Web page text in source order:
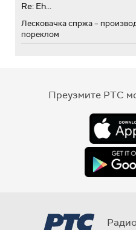
Re: Eh...
Лесковачка спржа –
пореклом
Преузмите РТС